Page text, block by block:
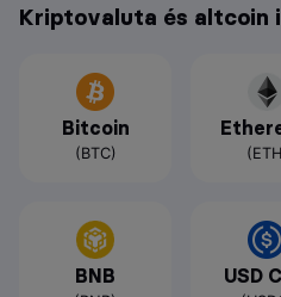
Kriptovaluta és altcoin
Bitcoin
(BTC)
BNB USD